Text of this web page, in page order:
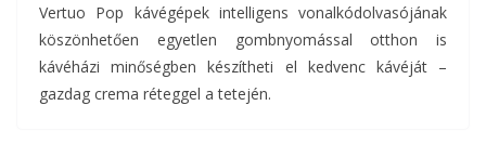
Vertuo Pop kávégépek intelligens vonalkódolvasójának
köszönhetően egyetlen gombnyomással otthon is
kávéházi minőségben készítheti el kedvenc kávéját –
gazdag crema réteggel a tetején.